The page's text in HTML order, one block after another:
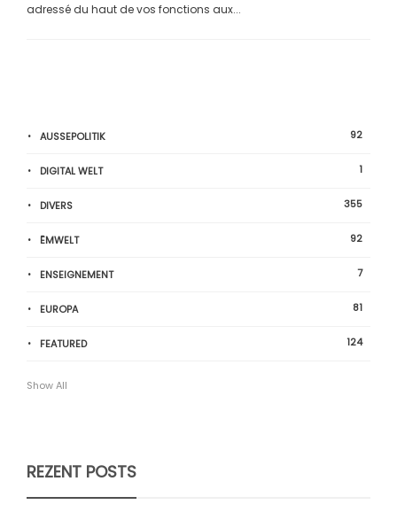
adressé du haut de vos fonctions aux...
AUSSEPOLITIK 92
DIGITAL WELT 1
DIVERS 355
ËMWELT 92
ENSEIGNEMENT 7
EUROPA 81
FEATURED 124
Show All
REZENT POSTS